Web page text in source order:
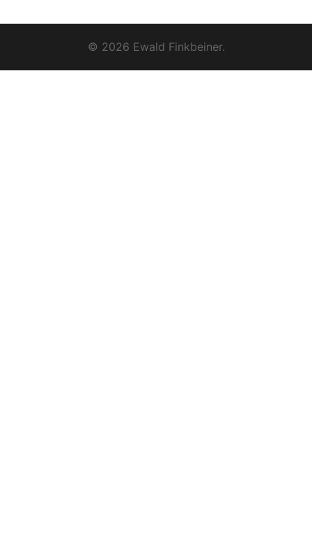
© 2026 Ewald Finkbeiner.